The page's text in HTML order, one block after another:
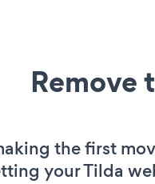
Remove
the first
your Tilda